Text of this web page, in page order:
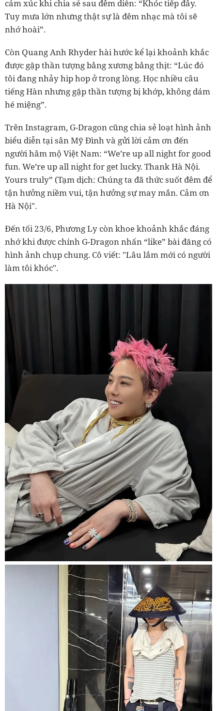
cảm xúc khi chia sẻ sau đêm diễn: “Khóc tiếp đây.
Tuy mưa lớn nhưng thật sự là đêm nhạc mà tôi sẽ
nhớ hoài”.
Còn Quang Anh Rhyder hài hước kể lại khoảnh khắc
được gặp thần tượng bằng xương bằng thịt: “Lúc đó
tôi đang nhảy hip hop ở trong lòng. Học nhiều câu
tiếng Hàn nhưng gặp thần tượng bị khớp, không dám
hé miệng”.
Trên Instagram, G-Dragon cũng chia sẻ loạt hình ảnh
biểu diễn tại sân Mỹ Đình và gửi lời cảm ơn đến
người hâm mộ Việt Nam: “We’re up all night for good
fun. We’re up all night for get lucky. Thank Hà Nội.
Yours truly” (Tạm dịch: Chúng ta đã thức suốt đêm để
tận hưởng niềm vui, tận hưởng sự may mắn. Cảm ơn
Hà Nội".
Đến tối 23/6, Phương Ly còn khoe khoảnh khắc đáng
nhớ khi được chính G-Dragon nhấn “like” bài đăng có
hình ảnh chụp chung. Cô viết: "Lâu lắm mới có người
làm tôi khóc".